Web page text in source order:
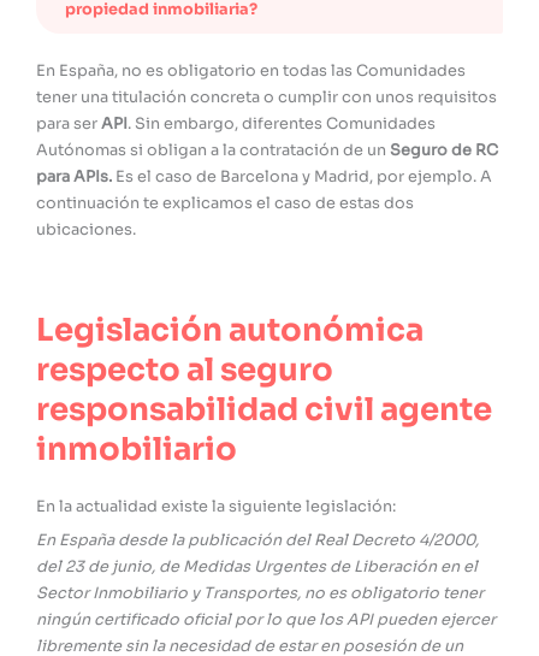
propiedad inmobiliaria?
En España, no es obligatorio en todas las Comunidades
tener una titulación concreta o cumplir con unos requisitos
para serAPI. Sin embargo, diferentes Comunidades
Autónomas si obligan a la contratación de un Seguro de RC
para APIs. Es el caso de Barcelona y Madrid, por ejemplo. A
continuación te explicamos el caso de estas dos
ubicaciones.
Legislación autonómica
respecto al seguro
responsabilidad civil agente
inmobiliario
En la actualidad existe la siguiente legislación:
En España desde la publicación del Real Decreto 4/2000,
del 23 de junio, de Medidas Urgentes de Liberación en el
Sector Inmobiliario y Transportes, no es obligatorio tener
ningún certificado oficial por lo que los API pueden ejercer
libremente sin la necesidad de estar en posesión de un